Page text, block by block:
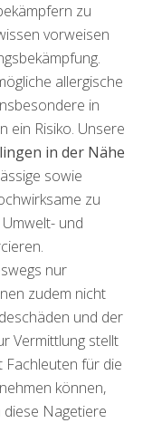
zu
vorweisen
allergische
in
ein Risiko. Unsere
in der Nähe
sowie
zu
und
nur
zudem nicht
und der
Vermittlung stellt
Fachleuten für die
können,
Nagetiere